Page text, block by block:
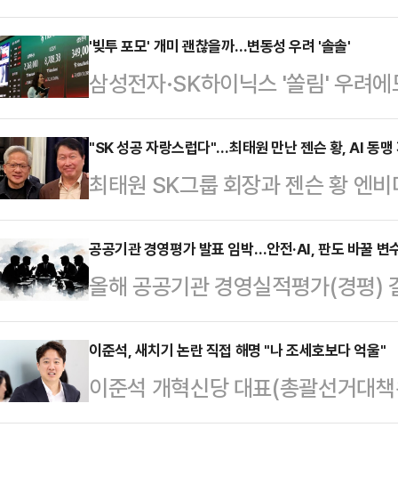
를 공개적으로 밝히며 국내 기업들
반도체를 넘어 로봇·자율주행·스
세대 성장축으로 떠오르는 가운데
간 협력도 한층 확대될 것이란 전망
이베이에서 열린 '코리아 파트너 나
문에 "우리는 항상 한국 투자를 검
중요하다…
'빚투 포모' 개미 괜찮을까…변동성 우려 '솔솔'
삼성전자·SK하이닉스 '쏠림' 우려
'뒤처지면 안 된다'는 개미들의 '
뚜렷해지고 있다.빚을 내 투자하는
일각에선 주식 비중확대를 자제할
국거래소에 따르면, 전날 코스피
오른 8788.38에 장을 마쳤다.외국
개인 투자자 매수세에 힘입어 상승
"SK 성공 자랑스럽다"…최태원 만난 젠슨 황, AI 동맹
최태원 SK그룹 회장과 젠슨 황 엔
인공지능(AI) 메모리 협력 강화 의
성장의 핵심 축인 고대역폭메모리
프라 시대의 장기 파트너십을 강조
스(SNS)를 통해 최 회장과 황
에서 회동한 사진을 공개했다. 사
을 비롯한 주요 경영진이 함께했다
달러를 달성한…
공공기관 경영평가 발표 임박…안전·AI, 판도 바꿀
올해 공공기관 경영실적평가(경평)
재난관리 배점 강화와 인공지능
이목이 쏠린다.재정경제부는 이달
공공기관 경평 결과를 확정할 예정
관 57개 등 총 88개 기관이다. 결과
이준석, 새치기 논란 직접 해명 "나 조세호보다 억울"
이준석 개혁신당 대표(총괄선거대
투표 과정에서 불거진 '새치기 논란